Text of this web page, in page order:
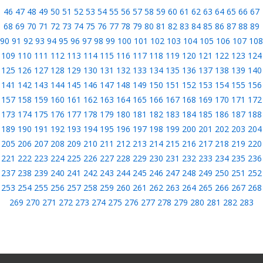
46 47 48 49 50 51 52 53 54 55 56 57 58 59 60 61 62 63 64 65 66 67
68 69 70 71 72 73 74 75 76 77 78 79 80 81 82 83 84 85 86 87 88 89
90 91 92 93 94 95 96 97 98 99 100 101 102 103 104 105 106 107 108
109 110 111 112 113 114 115 116 117 118 119 120 121 122 123 124
125 126 127 128 129 130 131 132 133 134 135 136 137 138 139 140
141 142 143 144 145 146 147 148 149 150 151 152 153 154 155 156
157 158 159 160 161 162 163 164 165 166 167 168 169 170 171 172
173 174 175 176 177 178 179 180 181 182 183 184 185 186 187 188
189 190 191 192 193 194 195 196 197 198 199 200 201 202 203 204
205 206 207 208 209 210 211 212 213 214 215 216 217 218 219 220
221 222 223 224 225 226 227 228 229 230 231 232 233 234 235 236
237 238 239 240 241 242 243 244 245 246 247 248 249 250 251 252
253 254 255 256 257 258 259 260 261 262 263 264 265 266 267 268
269 270 271 272 273 274 275 276 277 278 279 280 281 282 283